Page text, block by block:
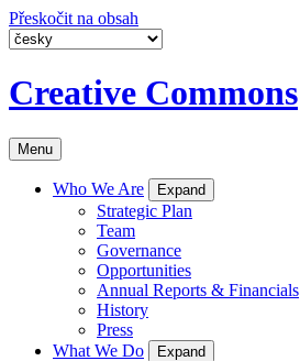
Přeskočit na obsah
Creative Commons
Menu
Who We Are Expand
Strategic Plan
Team
Governance
Opportunities
Annual Reports & Financials
History
Press
What We Do
Expand